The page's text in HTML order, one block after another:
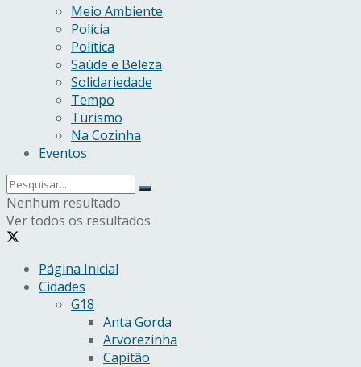
Meio Ambiente
Polícia
Política
Saúde e Beleza
Solidariedade
Tempo
Turismo
Na Cozinha
Eventos
Nenhum resultado
Ver todos os resultados
Página Inicial
Cidades
G18
Anta Gorda
Arvorezinha
Capitão